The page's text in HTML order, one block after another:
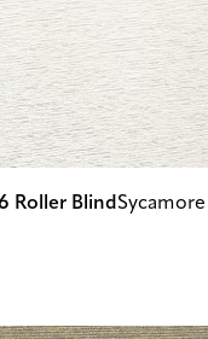
Roller Blind